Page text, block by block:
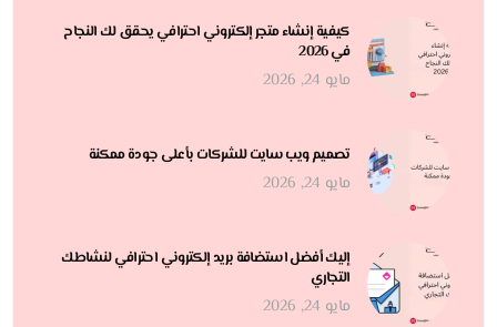
كيفية إنشاء متجر إلكتروني احترافي يحقق لك النجاح
في 2026
مايو 24, 2026
تصميم ويب سايت للشركات بأعلى جودة ممكنة
مايو 24, 2026
إليك أفضل استضافة بريد إلكتروني احترافي لنشاطك
التجاري
مايو 24, 2026